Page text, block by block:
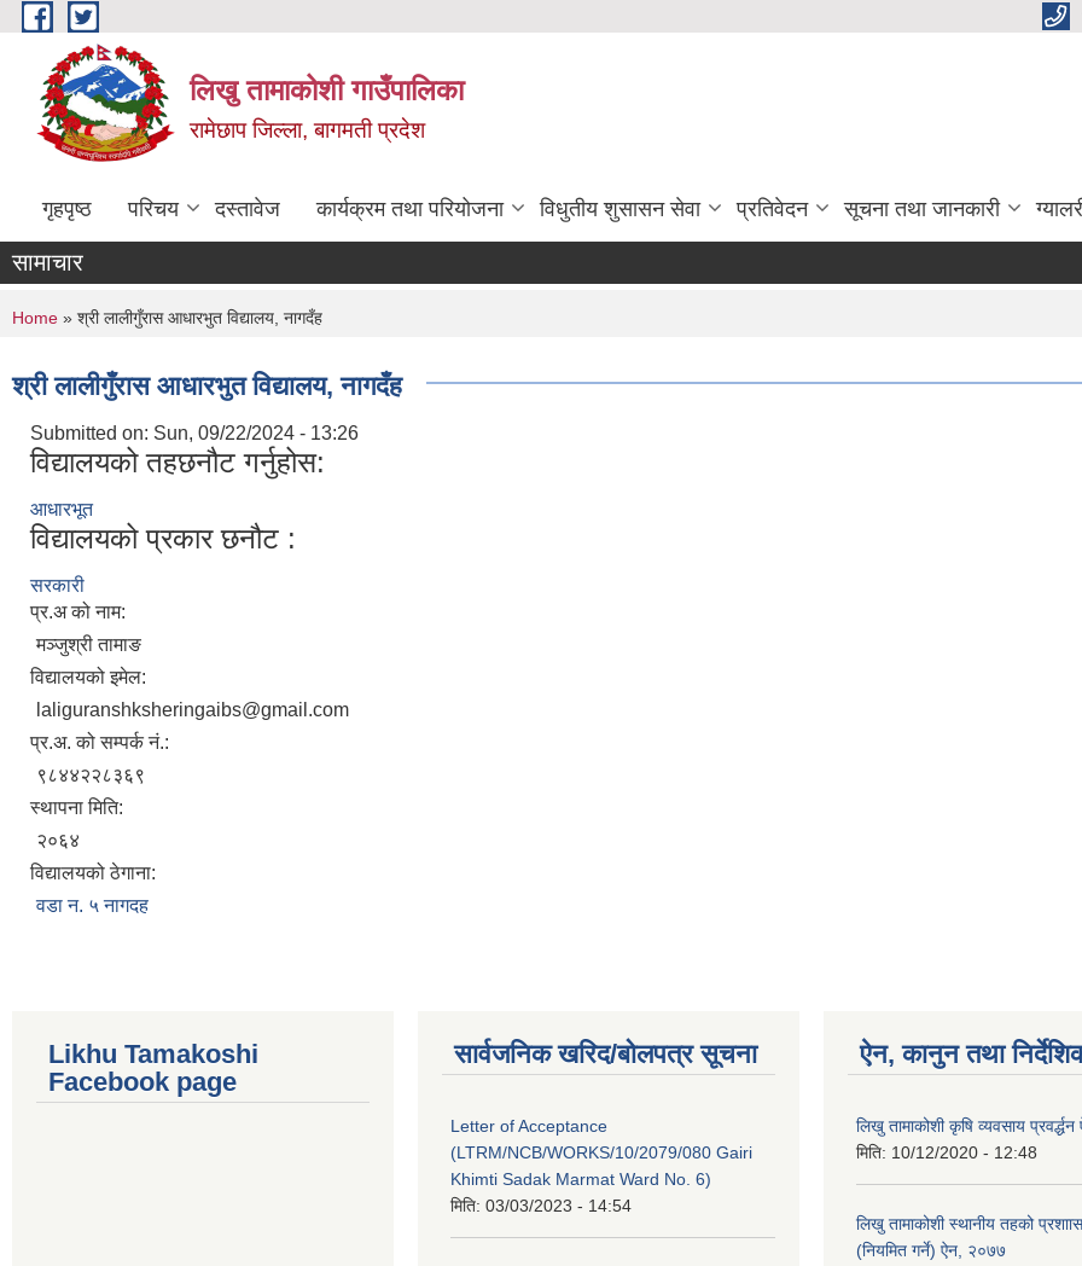
Skip to main content
लिखु तामाकोशी गाउँपालिका
रामेछाप जिल्ला, बागमती प्रदेश
गृहपृष्ठ परिचय दस्तावेज कार्यक्रम तथा परियोजना विधुतीय शुसासन सेवा प्रतिवेदन सूचना तथा जानकारी
सामाचार
You are here
Home » श्री लालीगुँरास आधारभुत विद्यालय, नागदँह
श्री लालीगुँरास आधारभुत विद्यालय, नागदँह
Submitted on: Sun, 09/22/2024 - 13:26
विद्यालयको तहछनौट गर्नुहोस:
आधारभूत
विद्यालयको प्रकार छनौट :
सरकारी
प्र.अ को नाम:
मञ्जुश्री तामाङ
विद्यालयको इमेल:
laliguranshksheringaibs@gmail.com
प्र.अ. को सम्पर्क नं.:
९८४४२२८३६९
स्थापना मिति:
२०६४
विद्यालयको ठेगाना:
वडा न. ५ नागदह
Likhu Tamakoshi
Facebook page
सार्वजनिक खरिद/बोलपत्र सूचना
Letter of Acceptance
(LTRM/NCB/WORKS/10/2079/080 Gairi
Khimti Sadak Marmat Ward No. 6)
मिति: 03/03/2023 - 14:54
ऐन, कानुन तथा
लिखु तामाकोशी कृषि व्यवसाय
मिति: 10/12/2020 - 12:48
लिखु तामाकोशी स्थानीय तहको
(नियमित गर्ने) ऐन, २०७७